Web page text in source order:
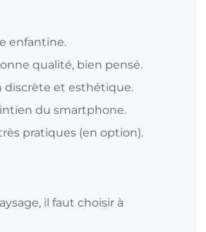
enfantine.
qualité, bien pensé.
discrète et esthétique.
du smartphone.
pratiques (en option).
il faut choisir à